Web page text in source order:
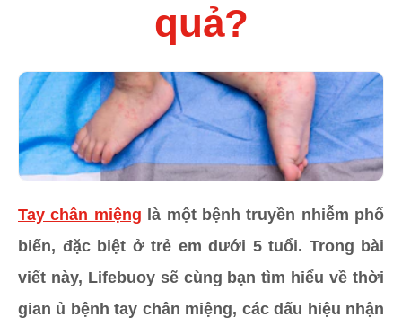
quả?
Tay chân miệng là một bệnh truyền nhiễm phổ
biến, đặc biệt ở trẻ em dưới 5 tuổi. Trong bài
viết này, Lifebuoy sẽ cùng bạn tìm hiểu về thời
gian ủ bệnh tay chân miệng, các dấu hiệu nhận